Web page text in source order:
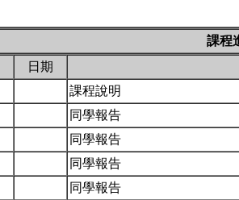
課程
日期
課程說明
同學報告
同學報告
同學報告
同學報告